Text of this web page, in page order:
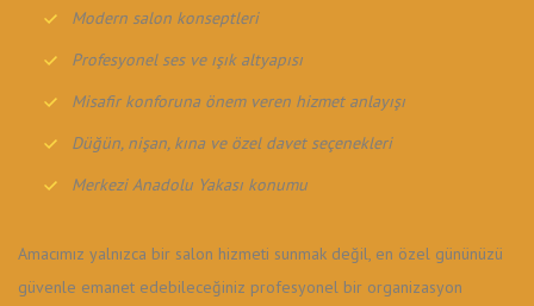
Modern salon konseptleri
Profesyonel ses ve ışık altyapısı
Misafir konforuna önem veren hizmet anlayışı
Düğün, nişan, kına ve özel davet seçenekleri
Merkezi Anadolu Yakası konumu
Amacımız yalnızca bir salon hizmeti sunmak değil, en özel gününüzü
güvenle emanet edebileceğiniz profesyonel bir organizasyon